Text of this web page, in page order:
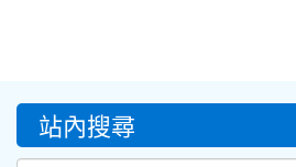
::: 站內搜尋